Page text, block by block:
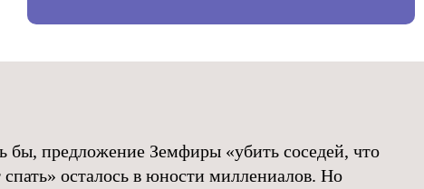
бы, предложение Земфиры «убить соседей, что
осталось в юности миллениалов. Но